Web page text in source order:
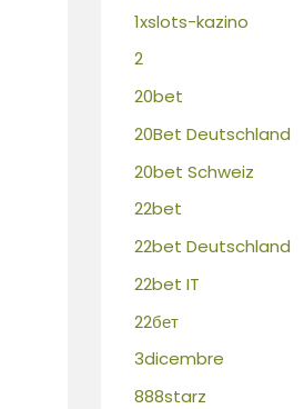
1xslots-kazino
2
20bet
20Bet Deutschland
20bet Schweiz
22bet
22bet Deutschland
22bet IT
22бет
3dicembre
888starz